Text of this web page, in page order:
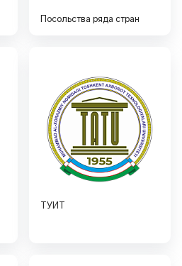
Посольства ряда стран
ТУИТ